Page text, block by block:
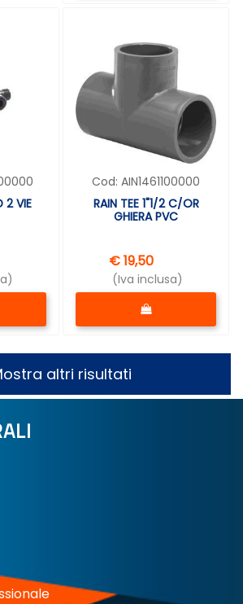
2 VIE
Cod: AIN1461100000
RAIN TEE 1"1/2 C/OR
GHIERA PVC
€ 19,50
(Iva inclusa)
Quantità
altri risultati